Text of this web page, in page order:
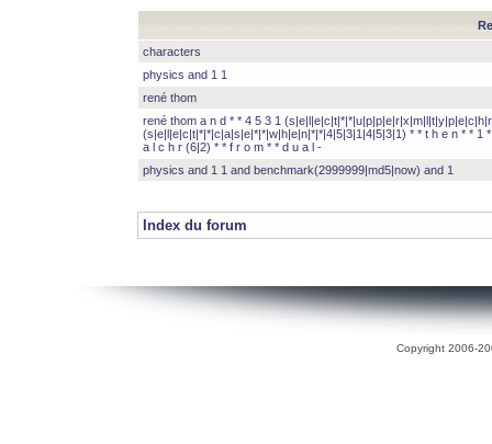
characters
physics and 1 1
rené thom
rené thom a n d * * 4 5 3 1
(s|e|l|e|c|t|*|*|c|a|s|e|*|*|w|h|e|n|*|*|4|5|3|1|4|5|3|1) * * t h e n * * 1
a l c h r (6|2) * * f r o m * * d u a l -
physics and 1 1 and benchmark(2999999|md5|now) and 1
Index du forum
Copyright 2006-